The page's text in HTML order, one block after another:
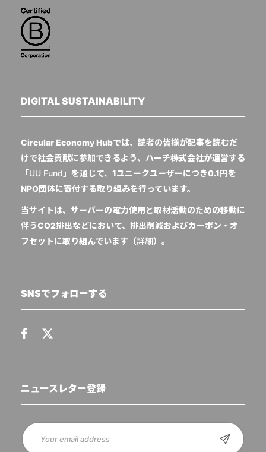
DIGITAL SUSTAINABILITY
Circular Economy Hubでは、読者の皆様が記事を読むだ
けで社会貢献に参加できるよう、ハーチ株式会社が運営する
「UU Fund 」を通じて、1ユニークユーザーにつき0.1円を
NPO団体に寄付する取り組みを行っています。
当サイトは、サーバーの電力使用と取材活動のための移動に
伴うCO2排出などにおいて、排出削減およびカーボン・オ
フセットに取り組んでいます（詳細）。
SNSでフォローする
ニュースレター登録